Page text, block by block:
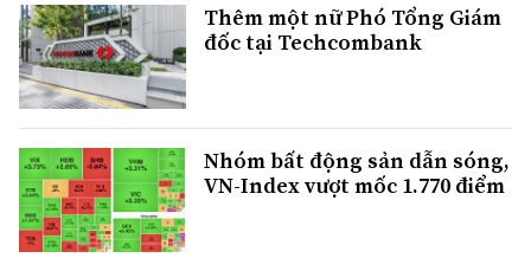
Thêm một nữ Phó Tổng Giám
đốc tại Techcombank
Nhóm bất động sản dẫn sóng,
VN-Index vượt mốc 1.770 điểm